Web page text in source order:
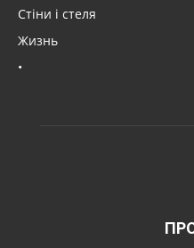
Стіни і стеля
Жизнь
•